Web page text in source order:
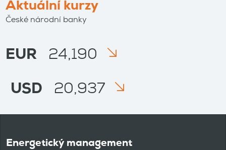
Aktuální kurzy
České národní banky
EUR 24,190
USD 20,937
Energetický management